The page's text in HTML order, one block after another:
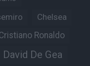
Chelsea
Ronaldo
David De Gea